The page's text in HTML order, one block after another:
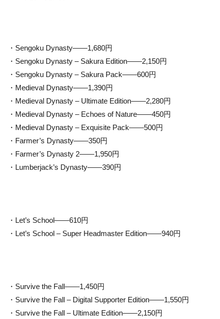
・Sengoku Dynasty——1,680円
・Sengoku Dynasty – Sakura Edition——2,150円
・Sengoku Dynasty – Sakura Pack——600円
・Medieval Dynasty——1,390円
・Medieval Dynasty – Ultimate Edition——2,280円
・Medieval Dynasty – Echoes of Nature——450円
・Medieval Dynasty – Exquisite Pack——500円
・Farmer’s Dynasty——350円
・Farmer’s Dynasty 2——1,950円
・Lumberjack’s Dynasty——390円
・Let’s School——610円
・Let’s School – Super Headmaster Edition——940円
・Survive the Fall——1,450円
・Survive the Fall – Digital Supporter Edition——1,550円
・Survive the Fall – Ultimate Edition——2,150円